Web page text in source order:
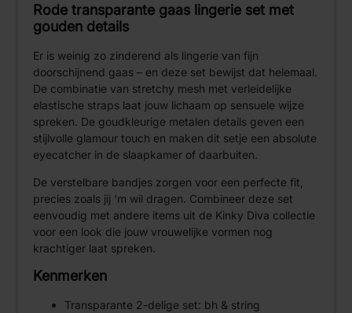
Rode transparante gaas lingerie set met
gouden details
Er is weinig zo zinderend als lingerie van fijn
doorschijnend gaas – en deze set bewijst dat helemaal.
De combinatie van stretchy mesh met verleidelijke
elastische straps laat jouw lichaam op sensuele wijze
spreken. De goudkleurige metalen details geven een
stijlvolle glamour touch en maken dit setje een absolute
eyecatcher in de slaapkamer of daarbuiten.
De verstelbare bandjes zorgen voor een perfecte fit,
precies zoals jij ‘m wil dragen. Combineer deze set
eenvoudig met andere items uit de Kinky Diva collectie
voor een look die jouw vrouwelijke vormen nog
krachtiger laat spreken.
Kenmerken
Transparante 2-delige set: bh & string